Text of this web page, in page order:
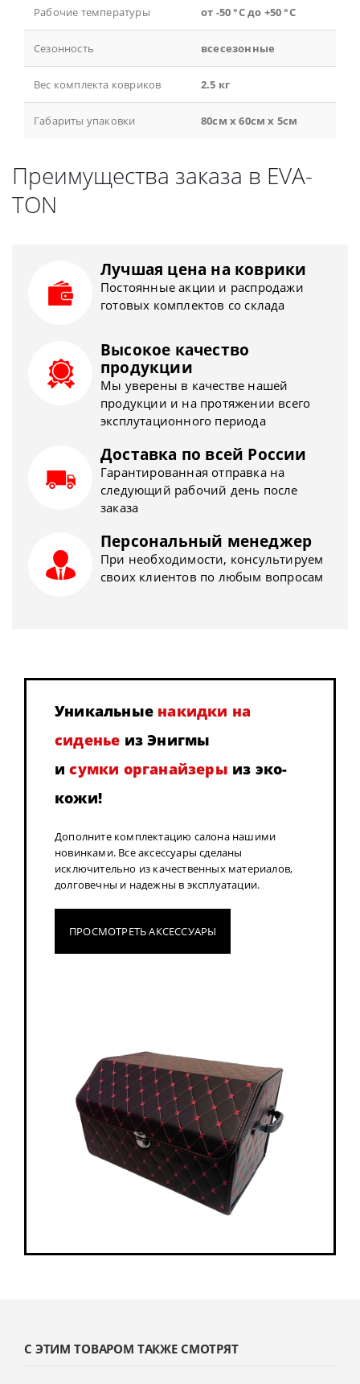
Рабочие температуры от -50 °С до +50 °С
Сезонность всесезонные
Вес комплекта ковриков 2.5 кг
Габариты упаковки 80см x 60см x 5см
Преимущества заказа в EVA-
TON
Лучшая цена на коврики
Постоянные акции и распродажи
готовых комплектов со склада
Высокое качество
продукции
Мы уверены в качестве нашей
продукции и на протяжении всего
эксплутационного периода
Доставка по всей России
Гарантированная отправка на
следующий рабочий день после
заказа
Персональный менеджер
При необходимости, консультируем
своих клиентов по любым вопросам
Уникальные накидки на
сиденье из Энигмы
исумки органайзеры из эко-
кожи!
Дополните комплектацию салона нашими
новинками. Все аксессуары сделаны
исключительно из качественных материалов,
долговечны и надежны в эксплуатации.
ПРОСМОТРЕТЬ АКСЕССУАРЫ
С ЭТИМ ТОВАРОМ ТАКЖЕ СМОТРЯТ